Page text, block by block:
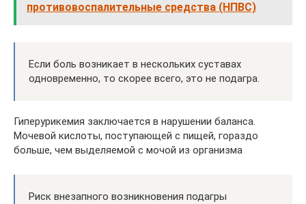
противовоспалительные средства (НПВС)
Если боль возникает в нескольких суставах
одновременно, то скорее всего, это не подагра.
Гиперурикемия заключается в нарушении баланса.
Мочевой кислоты, поступающей с пищей, гораздо
больше, чем выделяемой с мочой из организма
Риск внезапного возникновения подагры